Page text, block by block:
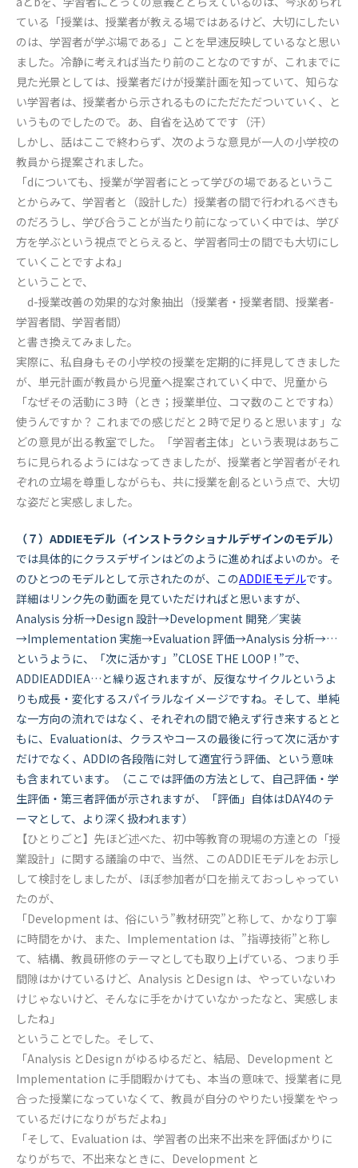
ている「授業は、授業者が教える場ではあるけど、大切にしたい
のは、学習者が学ぶ場である」ことを早速反映しているなと思い
ました。冷静に考えれば当たり前のことなのですが、これまでに
見た光景としては、授業者だけが授業計画を知っていて、知らな
い学習者は、授業者から示されるものにただただついていく、と
いうものでしたので。あ、自省を込めてです（汗）
しかし、話はここで終わらず、次のような意見が一人の小学校の
教員から提案されました。
「dについても、授業が学習者にとって学びの場であるというこ
とからみて、学習者と（設計した）授業者の間で行われるべきも
のだろうし、学び合うことが当たり前になっていく中では、学び
方を学ぶという視点でとらえると、学習者同士の間でも大切にし
ていくことですよね」
ということで、
d-授業改善の効果的な対象抽出（授業者・授業者間、授業者-
学習者間、学習者間）
と書き換えてみました。
実際に、私自身もその小学校の授業を定期的に拝見してきました
が、単元計画が教員から児童へ提案されていく中で、児童から
「なぜその活動に３時（とき；授業単位、コマ数のことですね）
使うんですか？ これまでの感じだと２時で足りると思います」な
どの意見が出る教室でした。「学習者主体」という表現はあちこ
ちに見られるようにはなってきましたが、授業者と学習者がそれ
ぞれの立場を尊重しながらも、共に授業を創るという点で、大切
な姿だと実感しました。
（７） ADDIEモデル（インストラクショナルデザインのモデル）
では具体的にクラスデザインはどのように進めればよいのか。そ
のひとつのモデルとして示されたのが、このADDIEモデルです。
詳細はリンク先の動画を見ていただければと思いますが、
Analysis 分析→Design 設計→Development 開発／実装
→Implementation 実施→Evaluation 評価→Analysis 分析→…
というように、「次に活かす」”CLOSE THE LOOP ! ”で、
ADDIEADDIEA…と繰り返されますが、反復なサイクルというよ
りも成長・変化するスパイラルなイメージですね。そして、単純
な一方向の流れではなく、それぞれの間で絶えず行き来するとと
もに、Evaluationは、クラスやコースの最後に行って次に活かす
だけでなく、ADDIの各段階に対して適宜行う評価、という意味
も含まれています。（ここでは評価の方法として、自己評価・学
生評価・第三者評価が示されますが、「評価」自体はDAY4のテ
ーマとして、より深く扱われます）
【ひとりごと】先ほど述べた、初中等教育の現場の方達との「授
業設計」に関する議論の中で、当然、このADDIEモデルをお示し
して検討をしましたが、ほぼ参加者が口を揃えておっしゃってい
たのが、
「Development は、俗にいう”教材研究”と称して、かなり丁寧
に時間をかけ、また、Implementation は、”指導技術”と称し
て、結構、教員研修のテーマとしても取り上げている、つまり手
間隙はかけているけど、Analysis とDesign は、やっていないわ
けじゃないけど、そんなに手をかけていなかったなと、実感しま
したね」
ということでした。そして、
「Analysis とDesign がゆるゆるだと、結局、Development と
Implementation に手間暇かけても、本当の意味で、授業者に見
合った授業になっていなくて、教員が自分のやりたい授業をやっ
ているだけになりがちだよね」
「そして、Evaluation は、学習者の出来不出来を評価ばかりに
なりがちで、不出来なときに、Development と